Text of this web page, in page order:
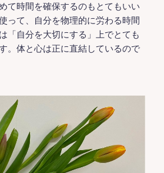
て時間を確保するのもとてもいい
って、自分を物理的に労わる時間
「自分を大切にする」上でとても
。体と心は正に直結しているので